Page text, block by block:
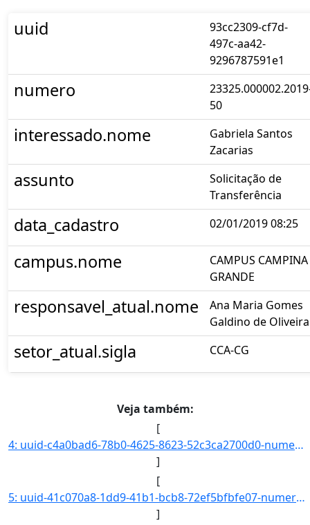
uuid
93cc2309-cf7d-
497c-aa42-
9296787591e1
numero
50
interessado.nome
Gabriela Santos
Zacarias
assunto
Solicitação de
Transferência
data_cadastro 02/01/2019 08:25
campus.nome
CAMPUS CAMPINA
GRANDE
responsavel_atual.nome
Ana Maria Gomes
Galdino de Oliveira
setor_atual.sigla CCA-CG
Veja também:
[
4: uuid-c4a0bad6-78b0-4625-8623-52c3ca2700d0-numero-23167.000001.2019-75-interessado.nome-Otavio_Italo_]
]
[
5: uuid-41c070a8-1dd9-41b1-bcb8-72ef5bfbfe07-numero-23325.000003.2019-02-interessado.nome-Daniel_Olivei]
]